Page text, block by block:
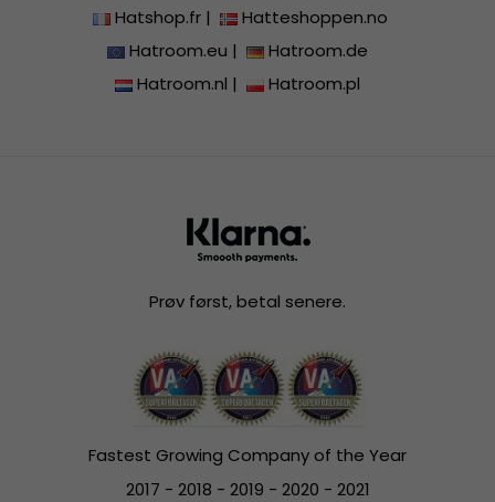
Hatshop.fr|
Hatteshoppen.no
Hatroom.eu |
Hatroom.de
Hatroom.nl | Hatroom.pl
Prøv først, betal senere.
Fastest Growing Company of the Year
2017 - 2018 - 2019 - 2020 - 2021